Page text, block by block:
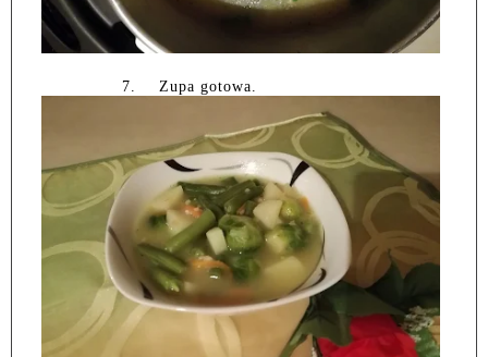
7. Zupa gotowa.